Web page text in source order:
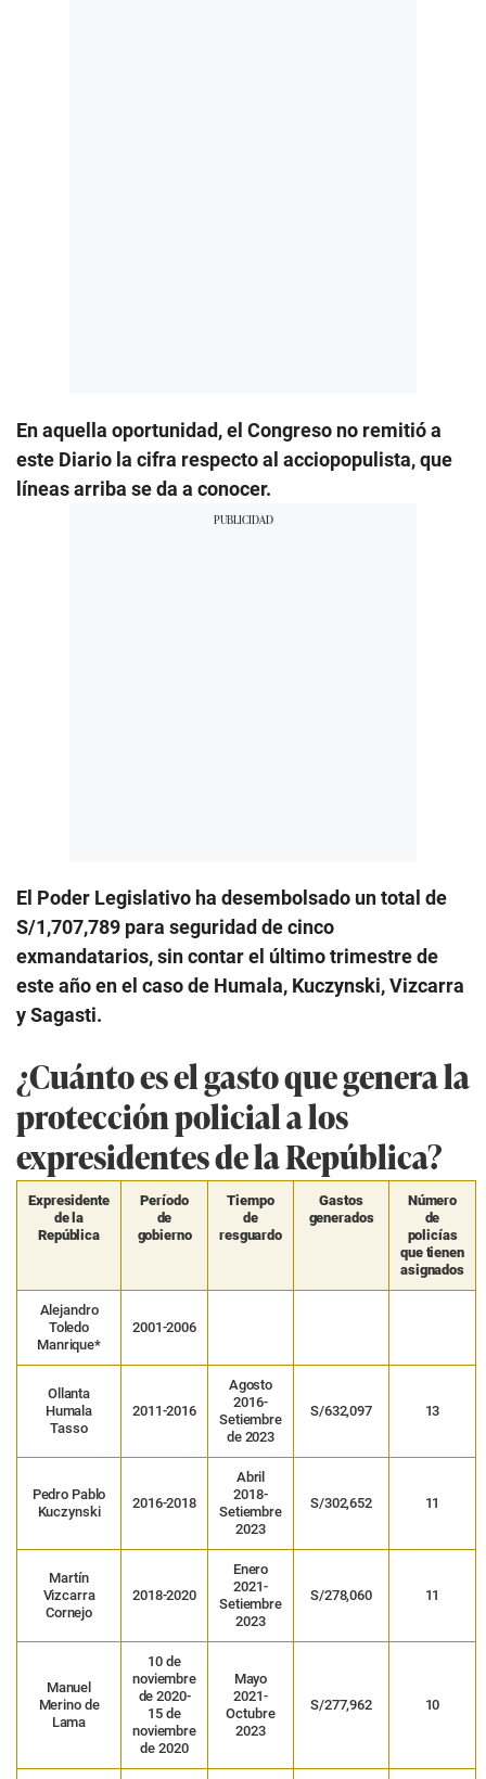
En aquella oportunidad, el Congreso no remitió a
este Diario la cifra respecto al acciopopulista, que
líneas arriba se da a conocer.
El Poder Legislativo ha desembolsado un total de
S/1,707,789 para seguridad de cinco
exmandatarios, sin contar el último trimestre de
este año en el caso de Humala, Kuczynski, Vizcarra
y Sagasti.
¿Cuánto es el gasto que genera la
protección policial a los
expresidentes de la República?
Expresidente
de la
República
Período
de
gobierno
Tiempo
de
resguardo
Gastos
generados
Número
de
policías
que tienen
asignados
Alejandro
Toledo
Manrique*
2001-2006
Ollanta
Humala
Tasso
2011-2016
Agosto
2016-
Setiembre
de 2023
S/632,097 13
Pedro Pablo
Kuczynski
2016-2018
Abril
2018-
Setiembre
2023
S/302,652 11
Martín
Vizcarra
Cornejo
2018-2020
Enero
2021-
Setiembre
2023
S/278,060 11
Manuel
Merino de
Lama
10 de
noviembre
de 2020-
15 de
noviembre
de 2020
Mayo
2021-
Octubre
2023
S/277,962 10